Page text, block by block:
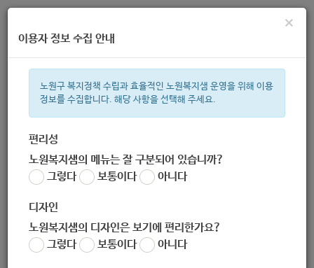
주간 인기검색어
한눈으로 보는 복지 정보
×
이용자 정보 수집 안내
노원구 복지정책 수립과 효율적인 노원복지샘 운영을 위해 이용
정보를 수집합니다. 해당 사항을 선택해 주세요.
편리성
노원복지샘의 메뉴는 잘 구분되어 있습니까?
그렇다
보통이다 아니다
디자인
노원복지샘의 디자인은 보기에 편리한가요?
그렇다
보통이다 아니다
[전국주민자치박람회] 주민자치 우수사례 전시